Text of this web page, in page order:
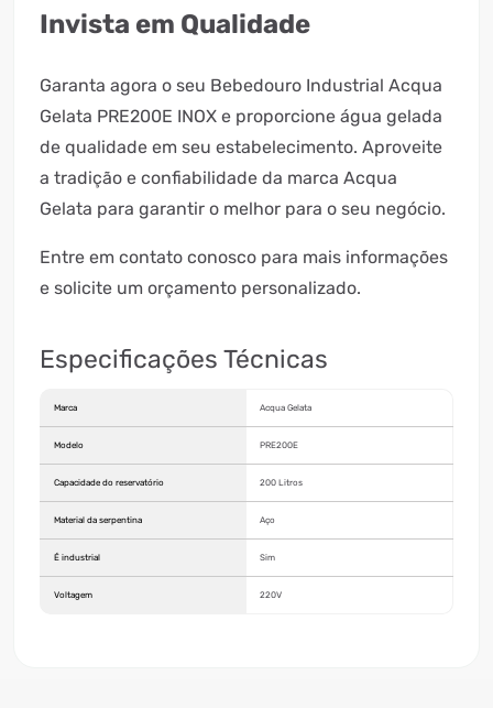
Invista em Qualidade
Garanta agora o seu Bebedouro Industrial Acqua
Gelata PRE200E INOX e proporcione água gelada
de qualidade em seu estabelecimento. Aproveite
a tradição e confiabilidade da marca Acqua
Gelata para garantir o melhor para o seu negócio.
Entre em contato conosco para mais informações
e solicite um orçamento personalizado.
Especificações Técnicas
Marca Acqua Gelata
Modelo PRE200E
Capacidade do reservatório 200 Litros
Material da serpentina Aço
É industrial Sim
Voltagem 220V